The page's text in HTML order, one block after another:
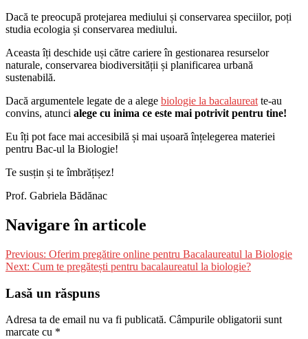
Dacă te preocupă protejarea mediului și conservarea speciilor, poți
studia ecologia și conservarea mediului.
Aceasta îți deschide uși către cariere în gestionarea resurselor
naturale, conservarea biodiversității și planificarea urbană
sustenabilă.
Dacă argumentele legate de a alege biologie la bacalaureat te-au
convins, atunci alege cu inima ce este mai potrivit pentru tine!
Eu îți pot face mai accesibilă și mai ușoară înțelegerea materiei
pentru Bac-ul la Biologie!
Te susțin și te îmbrățișez!
Prof. Gabriela Bădănac
Navigare în articole
Previous: Oferim pregătire online pentru Bacalaureatul la Biologie
Next: Cum te pregătești pentru bacalaureatul la biologie?
Lasă un răspuns
Adresa ta de email nu va fi publicată. Câmpurile obligatorii sunt
marcate cu *